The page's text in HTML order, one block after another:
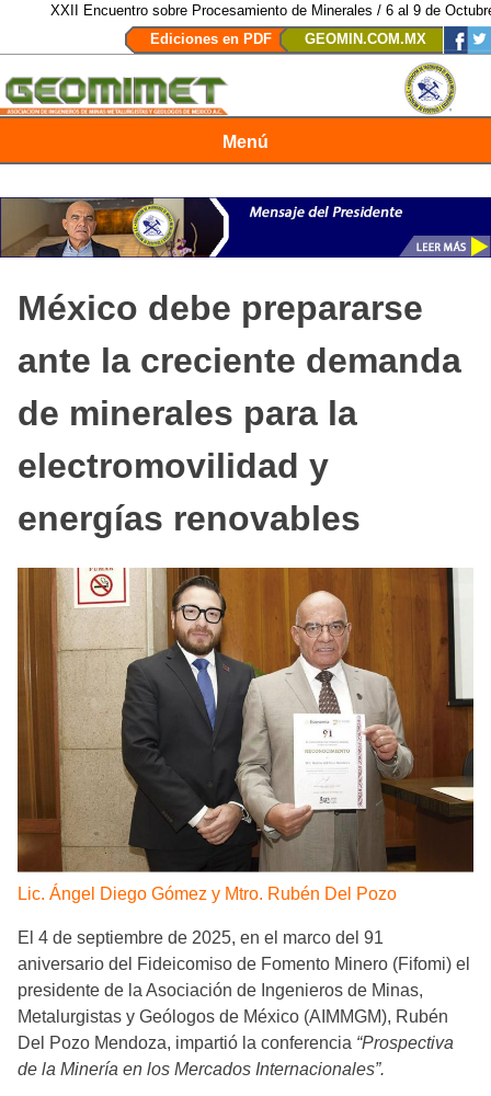
XXII Encuentro sobre Procesamiento de Minerales / 6 al 9 de Octubre
Ediciones en PDF
GEOMIN.COM.MX
Menú
México debe prepararse
ante la creciente demanda
de minerales para la
electromovilidad y
energías renovables
Lic. Ángel Diego Gómez y Mtro. Rubén Del Pozo
El 4 de septiembre de 2025, en el marco del 91
aniversario del Fideicomiso de Fomento Minero (Fifomi) el
presidente de la Asociación de Ingenieros de Minas,
Metalurgistas y Geólogos de México (AIMMGM), Rubén
Del Pozo Mendoza, impartió la conferencia “Prospectiva
de la Minería en los Mercados Internacionales”.